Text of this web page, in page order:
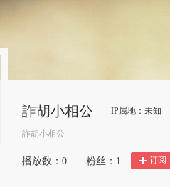
詐胡小相公 IP属地：未知
詐胡小相公
播放数： 0 粉丝： 1 订阅